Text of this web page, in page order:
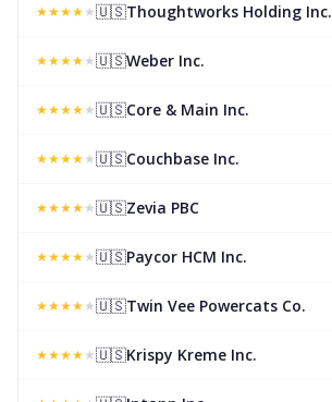
★★★★★🇺🇸Thoughtworks Holding Inc.
★★★★★🇺🇸Weber Inc.
★★★★★🇺🇸Core & Main Inc.
★★★★★🇺🇸Couchbase Inc.
★★★★★🇺🇸Zevia PBC
★★★★★🇺🇸Paycor HCM Inc.
★★★★★🇺🇸Twin Vee Powercats Co.
★★★★★🇺🇸Krispy Kreme Inc.